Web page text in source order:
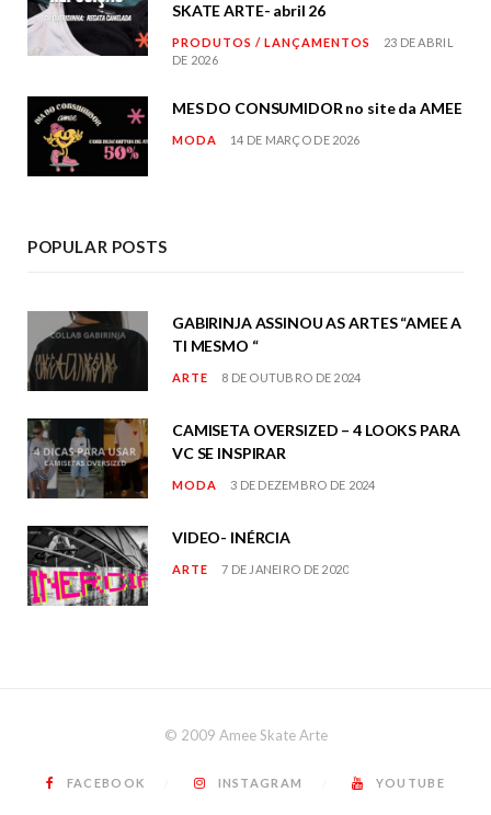
SKATE ARTE- abril 26
PRODUTOS / LANÇAMENTOS
23 DE ABRIL
DE 2026
MES DO CONSUMIDOR no site da AMEE
MODA 14 DE MARÇO DE 2026
POPULAR POSTS
GABIRINJA ASSINOU AS ARTES “AMEE A
TI MESMO “
ARTE 8 DE OUTUBRO DE 2024
CAMISETA OVERSIZED – 4 LOOKS PARA
VC SE INSPIRAR
MODA 3 DE DEZEMBRO DE 2024
VIDEO- INÉRCIA
ARTE 7 DE JANEIRO DE 2020
© 2009 Amee Skate Arte
FACEBOOK INSTAGRAM YOUTUBE